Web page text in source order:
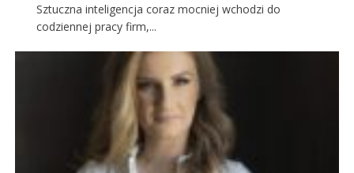
Sztuczna inteligencja coraz mocniej wchodzi do
codziennej pracy firm,...